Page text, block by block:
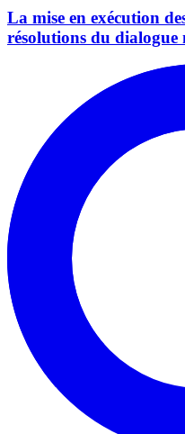
La mise en exécution
résolutions du dialogue